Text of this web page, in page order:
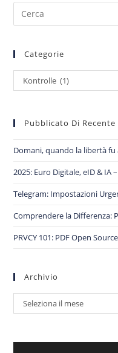
Categorie
Kontrolle (1)
Pubblicato Di Recente
Domani, quando la libertà
2025: Euro Digitale, eID & IA
Telegram: Impostazioni
Comprendere la Differenza:
PRVCY 101: PDF Open Source
Archivio
Seleziona il mese